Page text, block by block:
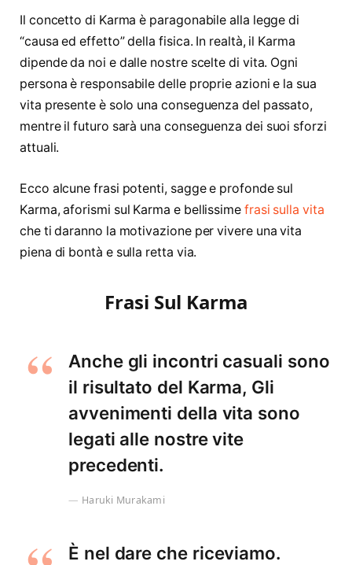
Il concetto di Karma è paragonabile alla legge di
“causa ed effetto” della fisica. In realtà, il Karma
dipende da noi e dalle nostre scelte di vita. Ogni
persona è responsabile delle proprie azioni e la sua
vita presente è solo una conseguenza del passato,
mentre il futuro sarà una conseguenza dei suoi sforzi
attuali.
Ecco alcune frasi potenti, sagge e profonde sul
Karma, aforismi sul Karma e bellissime frasi sulla vita
che ti daranno la motivazione per vivere una vita
piena di bontà e sulla retta via.
Frasi Sul Karma
Anche gli incontri casuali sono
il risultato del Karma, Gli
avvenimenti della vita sono
legati alle nostre vite
precedenti.
Haruki Murakami
È nel dare che riceviamo.